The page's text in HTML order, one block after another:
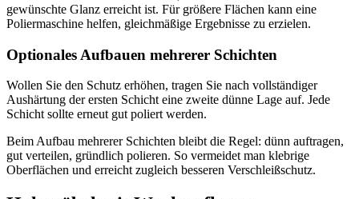
gewünschte Glanz erreicht ist. Für größere Flächen kann eine
Poliermaschine helfen, gleichmäßige Ergebnisse zu erzielen.
Optionales Aufbauen mehrerer Schichten
Wollen Sie den Schutz erhöhen, tragen Sie nach vollständiger
Aushärtung der ersten Schicht eine zweite dünne Lage auf. Jede
Schicht sollte erneut gut poliert werden.
Beim Aufbau mehrerer Schichten bleibt die Regel: dünn auftragen,
gut verteilen, gründlich polieren. So vermeidet man klebrige
Oberflächen und erreicht zugleich besseren Verschleißschutz.